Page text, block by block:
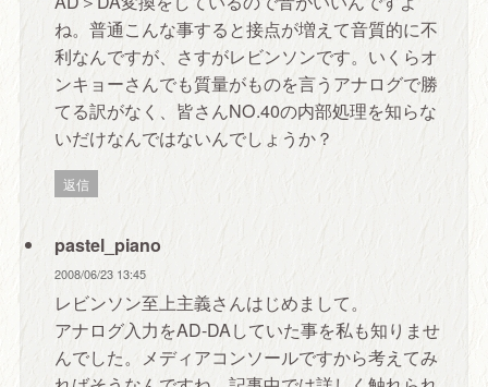
ね。普通こんな事すると接点が増えて音質的に不
利なんですが、さすがレビンソンです。いくらオ
ンキョーさんでも質量がものを言うアナログで勝
てる訳がなく、皆さんNO.40の内部処理を知らな
いだけなんではないんでしょうか？
返信
pastel_piano
2008/06/23 13:45
レビンソン至上主義さんはじめまして。
アナログ入力をAD-DAしていた事を私も知りませ
んでした。メディアコンソールですから考えてみ